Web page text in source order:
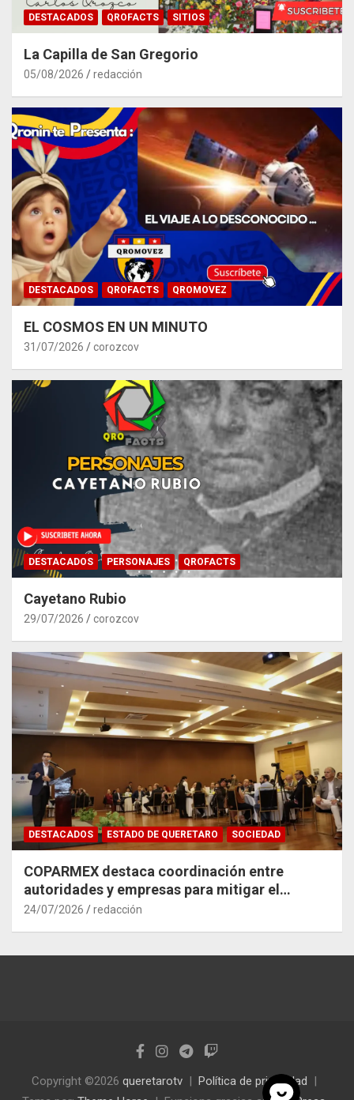
DESTACADOS QROFACTS SITIOS
La Capilla de San Gregorio
05/08/2026 redacción
DESTACADOS QROFACTS QROMOVEZ
EL COSMOS EN UN MINUTO
31/07/2026 corozcov
DESTACADOS PERSONAJES QROFACTS
Cayetano Rubio
29/07/2026 corozcov
DESTACADOS ESTADO DE QUERETARO SOCIEDAD
COPARMEX destaca coordinación entre
autoridades y empresas para mitigar el
impacto del Tren México–Querétaro
24/07/2026 redacción
Copyright ©2026 queretarotv
Política de privacidad